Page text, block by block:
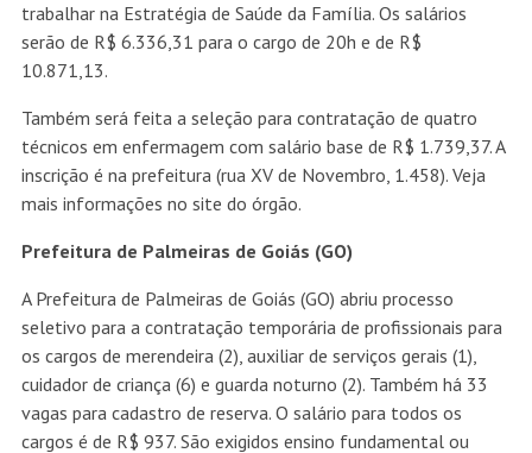
trabalhar na Estratégia de Saúde da Família. Os salários
serão de R$ 6.336,31 para o cargo de 20h e de R$
10.871,13.
Também será feita a seleção para contratação de quatro
técnicos em enfermagem com salário base de R$ 1.739,37. A
inscrição é na prefeitura (rua XV de Novembro, 1.458). Veja
mais informações no site do órgão.
Prefeitura de Palmeiras de Goiás (GO)
A Prefeitura de Palmeiras de Goiás (GO) abriu processo
seletivo para a contratação temporária de profissionais para
os cargos de merendeira (2), auxiliar de serviços gerais (1),
cuidador de criança (6) e guarda noturno (2). Também há 33
vagas para cadastro de reserva. O salário para todos os
cargos é de R$ 937. São exigidos ensino fundamental ou